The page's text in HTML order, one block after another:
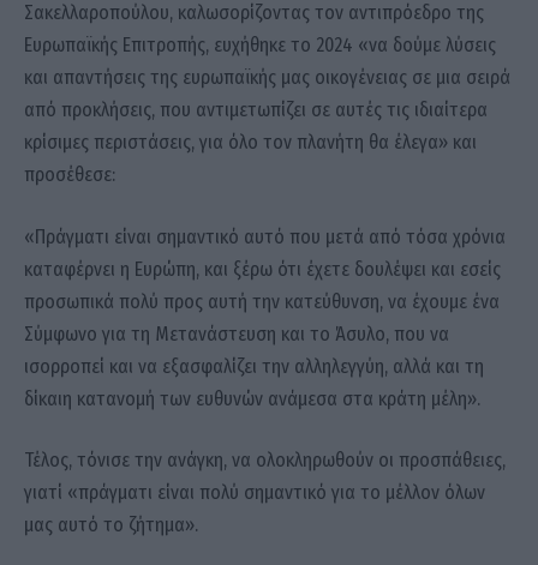
Σακελλαροπούλου, καλωσορίζοντας τον αντιπρόεδρο της
Ευρωπαϊκής Επιτροπής, ευχήθηκε το 2024 «να δούμε λύσεις
και απαντήσεις της ευρωπαϊκής μας οικογένειας σε μια σειρά
από προκλήσεις, που αντιμετωπίζει σε αυτές τις ιδιαίτερα
κρίσιμες περιστάσεις, για όλο τον πλανήτη θα έλεγα» και
προσέθεσε:
«Πράγματι είναι σημαντικό αυτό που μετά από τόσα χρόνια
καταφέρνει η Ευρώπη, και ξέρω ότι έχετε δουλέψει και εσείς
προσωπικά πολύ προς αυτή την κατεύθυνση, να έχουμε ένα
Σύμφωνο για τη Μετανάστευση και το Άσυλο, που να
ισορροπεί και να εξασφαλίζει την αλληλεγγύη, αλλά και τη
δίκαιη κατανομή των ευθυνών ανάμεσα στα κράτη μέλη».
Τέλος, τόνισε την ανάγκη, να ολοκληρωθούν οι προσπάθειες,
γιατί «πράγματι είναι πολύ σημαντικό για το μέλλον όλων
μας αυτό το ζήτημα».